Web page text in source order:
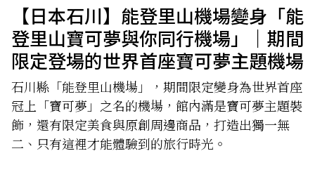
【日本石川】能登里山機場變身「能
登里山寶可夢與你同行機場」｜期間
限定登場的世界首座寶可夢主題機場
石川縣「能登里山機場」，期間限定變身為世界首座
冠上「寶可夢」之名的機場，館內滿是寶可夢主題裝
飾，還有限定美食與原創周邊商品，打造出獨一無
二、只有這裡才能體驗到的旅行時光。